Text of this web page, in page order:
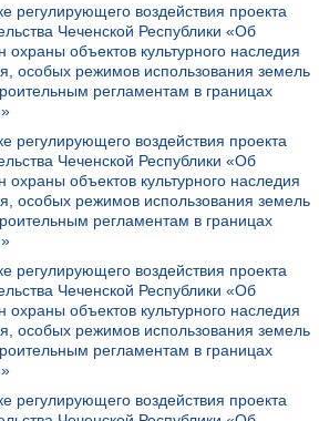
воздействия проекта
Чеченской Республики «Об
охраны объектов культурного наследия
особых режимов использования земель
регламентам в границах
воздействия проекта
Чеченской Республики «Об
охраны объектов культурного наследия
особых режимов использования земель
регламентам в границах
воздействия проекта
Чеченской Республики «Об
охраны объектов культурного наследия
особых режимов использования земель
регламентам в границах
воздействия проекта